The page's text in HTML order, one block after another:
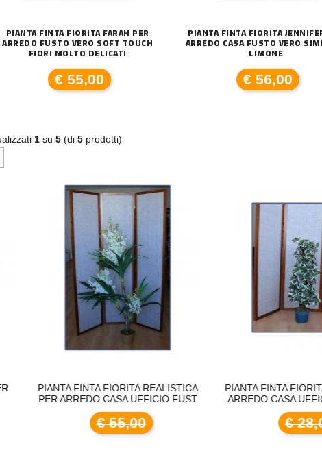
PIANTA FINTA FIORITA FARAH PER
ARREDO FUSTO VERO SOFT TOUCH
FIORI MOLTO DELICATI
€ 55,00
PIANTA FINTA FIORITA
ARREDO CASA FUSTO VERO
LIMONE
€ 56,00
1 su 5 (di 5 prodotti)
FINTA FIORITA REALISTICA
PER ARREDO CASA UFFICIO FUST
€ 55,00
PIANTA FINTA FIORITA
ARREDO CASA UFFICIO
€ 28,00